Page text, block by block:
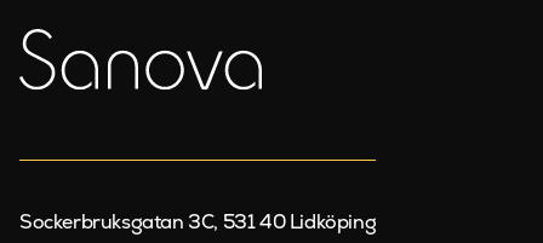
Sockerbruksgatan 3C, 531 40 Lidköping